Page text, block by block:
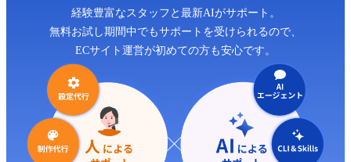
経験豊富なスタッフと最新AIがサポート。
無料お試し期間中でもサポートを受けられるので、
ECサイト運営が初めての方も安心です。